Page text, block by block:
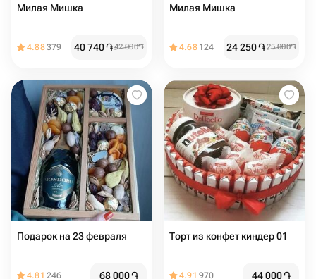
Милая Мишка
4.88379 40 740֏42 000֏
Милая Мишка
4.68 124 24 250֏25 000֏
Подарок на 23 февраля
4.81 246 68 000֏
Торт из конфет киндер 01
4.91 970 44 000֏